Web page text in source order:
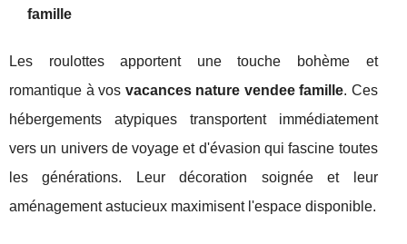
famille
Les roulottes apportent une touche bohème et
romantique à vos vacances nature vendee famille. Ces
hébergements atypiques transportent immédiatement
vers un univers de voyage et d'évasion qui fascine toutes
les générations. Leur décoration soignée et leur
aménagement astucieux maximisent l'espace disponible.